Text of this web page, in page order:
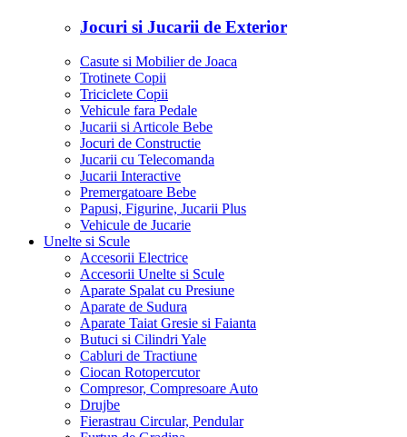
Jocuri si Jucarii de Exterior
Casute si Mobilier de Joaca
Trotinete Copii
Triciclete Copii
Vehicule fara Pedale
Jucarii si Articole Bebe
Jocuri de Constructie
Jucarii cu Telecomanda
Jucarii Interactive
Premergatoare Bebe
Papusi, Figurine, Jucarii Plus
Vehicule de Jucarie
Unelte si Scule
Accesorii Electrice
Accesorii Unelte si Scule
Aparate Spalat cu Presiune
Aparate de Sudura
Aparate Taiat Gresie si Faianta
Butuci si Cilindri Yale
Cabluri de Tractiune
Ciocan Rotopercutor
Compresor, Compresoare Auto
Drujbe
Fierastrau Circular, Pendular